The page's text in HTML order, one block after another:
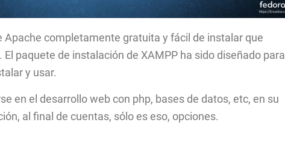
Apache completamente gratuita y fácil de instalar que
El paquete de instalación de XAMPP ha sido diseñado para
y usar.
en el desarrollo web con php, bases de datos, etc, en su
al final de cuentas, sólo es eso, opciones.